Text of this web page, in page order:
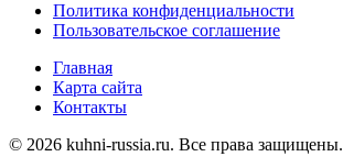
Политика конфиденциальности
Пользовательское соглашение
Главная
Карта сайта
Контакты
© 2026 kuhni-russia.ru. Все права защищены.